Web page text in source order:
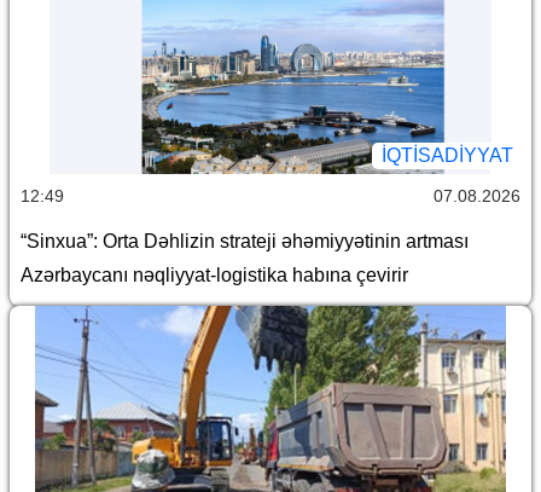
İQTİSADİYYAT
12:49 07.08.2026
“Sinxua”: Orta Dəhlizin strateji əhəmiyyətinin artması
Azərbaycanı nəqliyyat-logistika habına çevirir